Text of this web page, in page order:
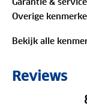
✓ Met Green
Overige
Bekijk alle
Reviews